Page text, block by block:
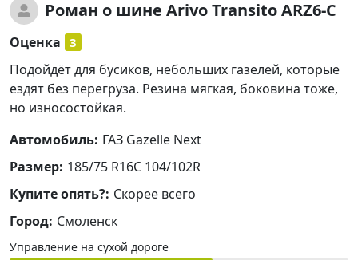
Роман о шине Arivo Transito ARZ6-C
Оценка 3
Подойдёт для бусиков, небольших газелей, которые
ездят без перегруза. Резина мягкая, боковина тоже,
но износостойкая.
Автомобиль: ГАЗ Gazelle Next
Размер: 185/75 R16C 104/102R
Купите опять?: Скорее всего
Город: Смоленск
Управление на сухой дороге